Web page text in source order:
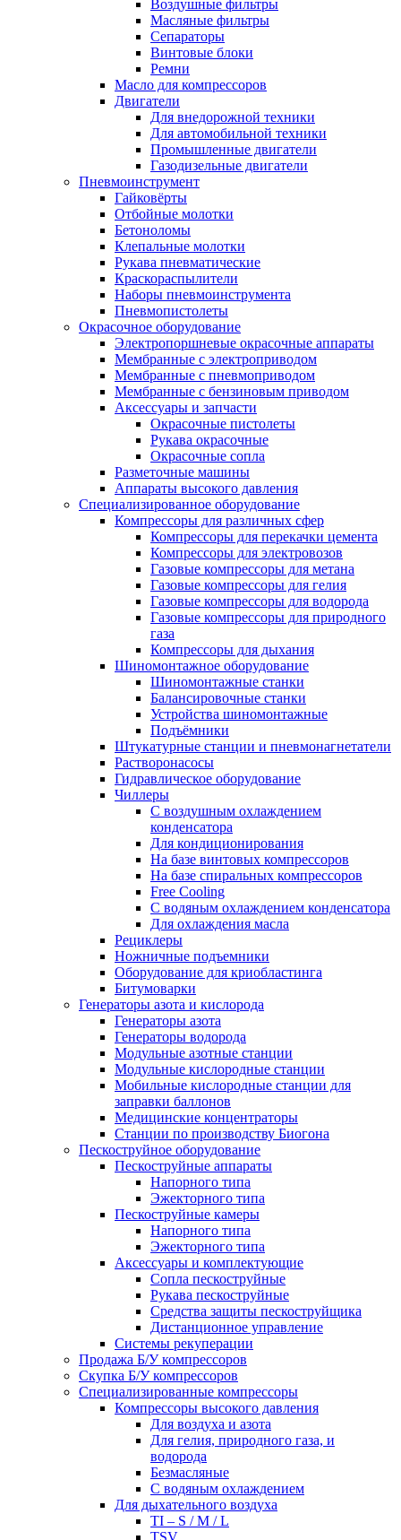
Воздушные фильтры
Масляные фильтры
Сепараторы
Винтовые блоки
Ремни
Масло для компрессоров
Двигатели
Для внедорожной техники
Для автомобильной техники
Промышленные двигатели
Газодизельные двигатели
Пневмоинструмент
Гайковёрты
Отбойные молотки
Бетоноломы
Клепальные молотки
Рукава пневматические
Краскораспылители
Наборы пневмоинструмента
Пневмопистолеты
Окрасочное оборудование
Электропоршневые окрасочные аппараты
Мембранные с электроприводом
Мембранные с пневмоприводом
Мембранные с бензиновым приводом
Аксессуары и запчасти
Окрасочные пистолеты
Рукава окрасочные
Окрасочные сопла
Разметочные машины
Аппараты высокого давления
Специализированное оборудование
Компрессоры для различных сфер
Компрессоры для перекачки цемента
Компрессоры для электровозов
Газовые компрессоры для метана
Газовые компрессоры для гелия
Газовые компрессоры для водорода
Газовые компрессоры для природного
газа
Компрессоры для дыхания
Шиномонтажное оборудование
Шиномонтажные станки
Балансировочные станки
Устройства шиномонтажные
Подъёмники
Штукатурные станции и пневмонагнетатели
Растворонасосы
Гидравлическое оборудование
Чиллеры
С воздушным охлаждением
конденсатора
Для кондиционирования
На базе винтовых компрессоров
На базе спиральных компрессоров
Free Cooling
С водяным охлаждением конденсатора
Для охлаждения масла
Рециклеры
Ножничные подъемники
Оборудование для криобластинга
Битумоварки
Генераторы азота и кислорода
Генераторы азота
Генераторы водорода
Модульные азотные станции
Модульные кислородные станции
Мобильные кислородные станции для
заправки баллонов
Медицинские концентраторы
Станции по производству Биогона
Пескоструйное оборудование
Пескоструйные аппараты
Напорного типа
Эжекторного типа
Пескоструйные камеры
Напорного типа
Эжекторного типа
Аксессуары и комплектующие
Сопла пескоструйные
Рукава пескоструйные
Средства защиты пескоструйщика
Дистанционное управление
Системы рекуперации
Продажа Б/У компрессоров
Скупка Б/У компрессоров
Специализированные компрессоры
Компрессоры высокого давления
Для воздуха и азота
Для гелия, природного газа, и
водорода
Безмасляные
С водяным охлаждением
Для дыхательного воздуха
TI – S / M / L
TSV